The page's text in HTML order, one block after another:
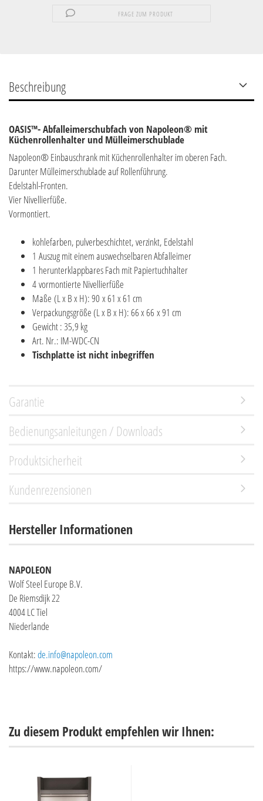
FRAGE ZUM PRODUKT
Beschreibung
OASIS™- Abfalleimerschubfach von Napoleon® mit
Küchenrollenhalter und Mülleimerschublade
Napoleon® Einbauschrank mit Küchenrollenhalter im oberen Fach.
Darunter Mülleimerschublade auf Rollenführung.
Edelstahl-Fronten.
Vier Nivellierfüße.
Vormontiert.
kohlefarben, pulverbeschichtet, verzinkt, Edelstahl
1 Auszug mit einem auswechselbaren Abfalleimer
1 herunterklappbares Fach mit Papiertuchhalter
4 vormontierte Nivellierfüße
Maße (L x B x H): 90 x 61 x 61 cm
Verpackungsgröße (L x B x H): 66 x 66 x 91 cm
Gewicht : 35,9 kg
Art. Nr.: IM-WDC-CN
Tischplatte ist nicht inbegriffen​
Garantie
Bedienungsanleitungen / Downloads
Produktsicherheit
Kundenrezensionen
Hersteller Informationen
NAPOLEON
Wolf Steel Europe B.V.
De Riemsdijk 22
4004 LC Tiel
Niederlande
Kontakt:de.info@napoleon.com
https://www.napoleon.com/
Zu diesem Produkt empfehlen wir Ihnen: